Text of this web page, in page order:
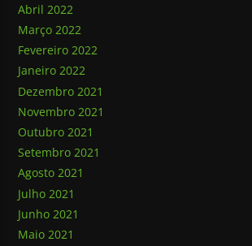
Abril 2022
Março 2022
Fevereiro 2022
Janeiro 2022
Dezembro 2021
Novembro 2021
Outubro 2021
Setembro 2021
Agosto 2021
Julho 2021
Junho 2021
Maio 2021